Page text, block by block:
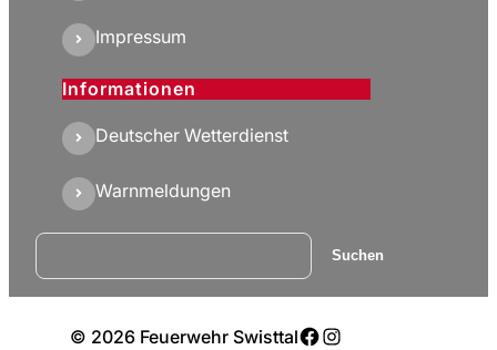
Impressum
Informationen
Deutscher Wetterdienst
Warnmeldungen
Suchen Suchen
© 2026 Feuerwehr SwisttalFacebook
Instagram